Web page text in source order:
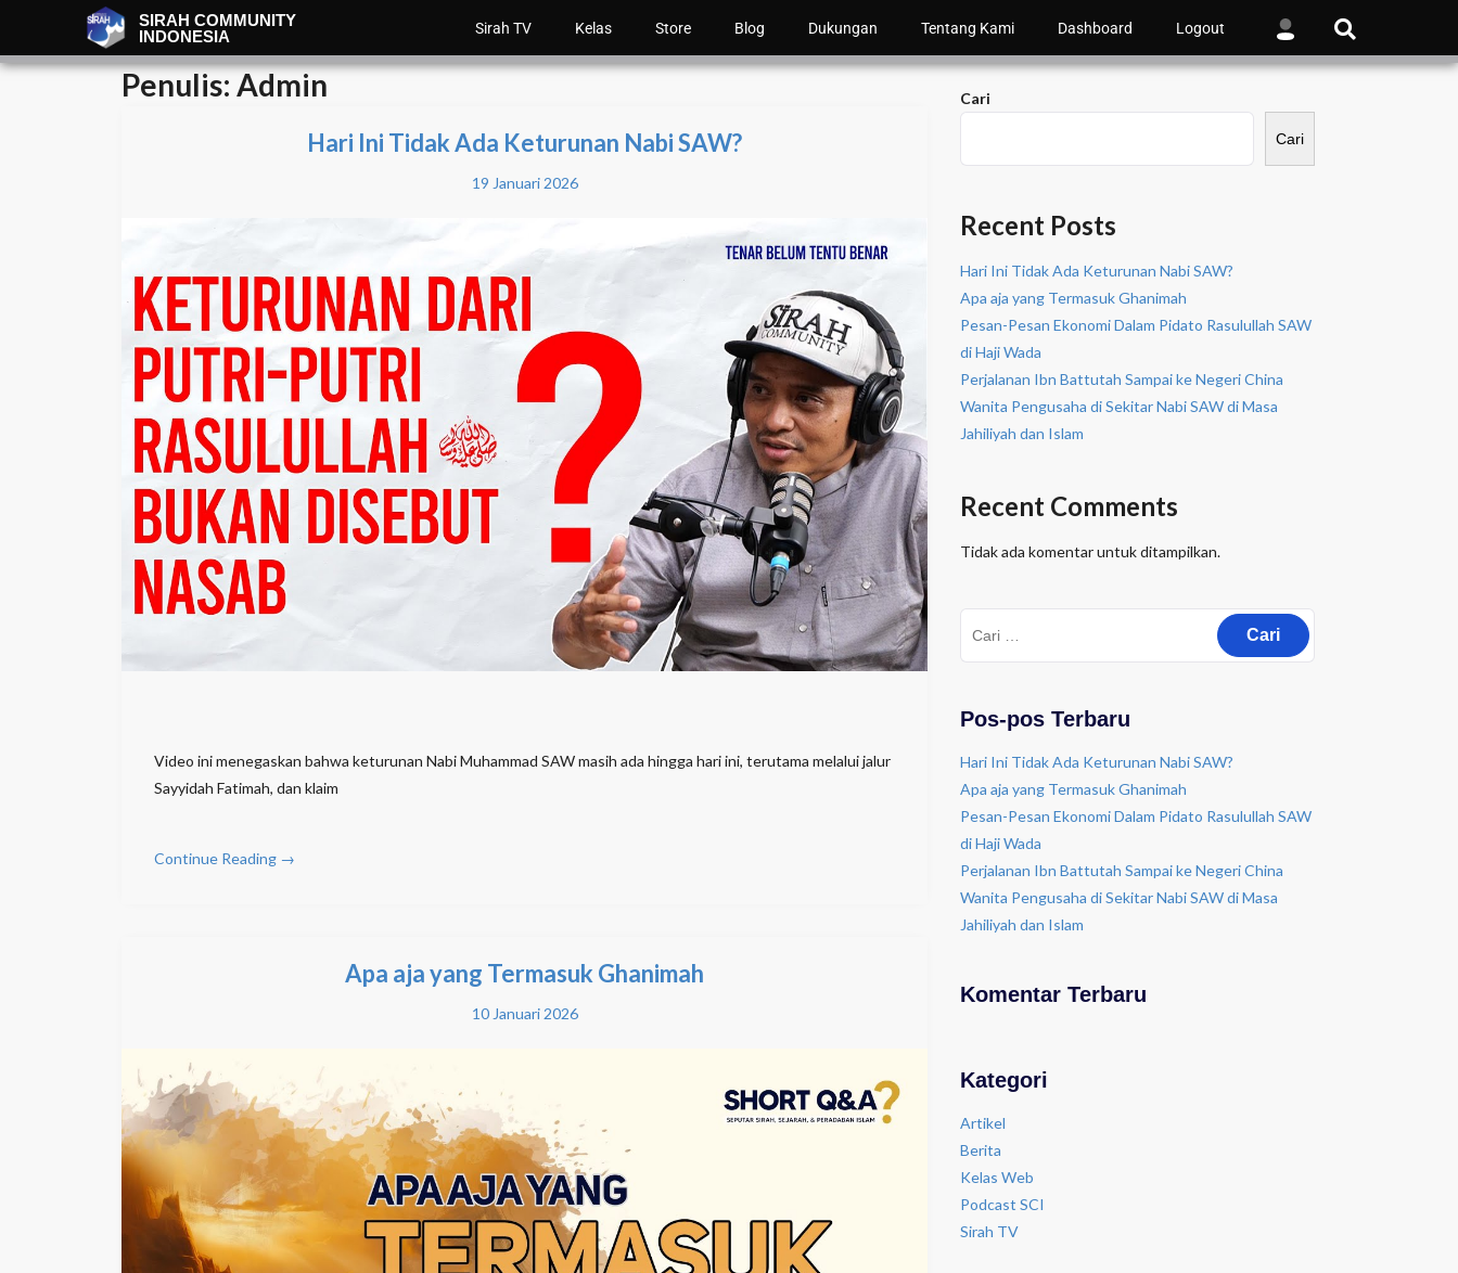
SIRAH COMMUNITY
INDONESIA
Sirah TV Kelas Store Blog Dukungan Tentang Kami Dashboard Logout
Penulis: Admin
Hari Ini Tidak Ada Keturunan Nabi SAW?
19 Januari 2026
Video ini menegaskan bahwa keturunan Nabi Muhammad SAW masih ada hingga hari ini, terutama melalui jalur
Sayyidah Fatimah, dan klaim
Continue Reading →
Apa aja yang Termasuk Ghanimah
10 Januari 2026
Cari
Cari
Recent Posts
Hari Ini Tidak Ada Keturunan Nabi SAW?
Apa aja yang Termasuk Ghanimah
Pesan-Pesan Ekonomi Dalam Pidato Rasulullah SAW
di Haji Wada
Perjalanan Ibn Battutah Sampai ke Negeri China
Wanita Pengusaha di Sekitar Nabi SAW di Masa
Jahiliyah dan Islam
Recent Comments
Tidak ada komentar untuk ditampilkan.
Pos-pos Terbaru
Hari Ini Tidak Ada Keturunan Nabi SAW?
Apa aja yang Termasuk Ghanimah
Pesan-Pesan Ekonomi Dalam Pidato Rasulullah SAW
di Haji Wada
Perjalanan Ibn Battutah Sampai ke Negeri China
Wanita Pengusaha di Sekitar Nabi SAW di Masa
Jahiliyah dan Islam
Komentar Terbaru
Kategori
Artikel
Berita
Kelas Web
Podcast SCI
Sirah TV